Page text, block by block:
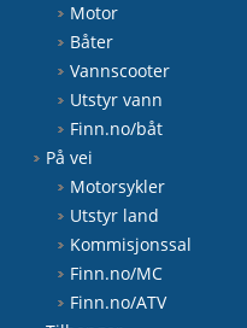
Motor
Båter
Vannscooter
Utstyr vann
Finn.no/båt
På vei
Motorsykler
Utstyr land
Kommisjonssal
Finn.no/MC
Finn.no/ATV